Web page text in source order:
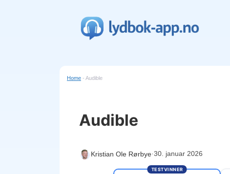
Home - Audible
Audible
Kristian Ole Rørbye·30. januar 2026
TESTVINNER